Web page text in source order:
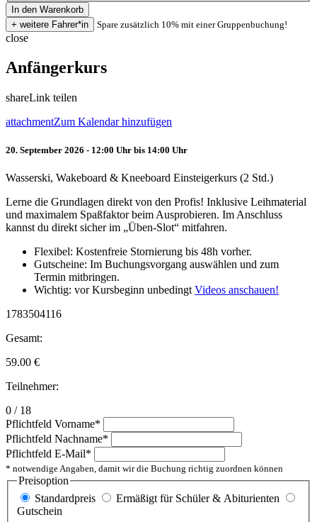
Spare zusätzlich 10% mit einer Gruppenbuchung!
close
Anfängerkurs
shareLink teilen
attachmentZum Kalendar hinzufügen
20. September 2026 - 12:00 Uhr bis 14:00 Uhr
Wasserski, Wakeboard & Kneeboard Einsteigerkurs (2 Std.)
Lerne die Grundlagen direkt von den Profis! Inklusive Leihmaterial
und maximalem Spaßfaktor beim Ausprobieren. Im Anschluss
kannst du direkt sicher im „Üben-Slot“ mitfahren.
Flexibel: Kostenfreie Stornierung bis 48h vorher.
Gutscheine: Im Buchungsvorgang auswählen und zum
Termin mitbringen.
Wichtig: vor Kursbeginn unbedingt Videos anschauen!
1783504116
Gesamt:
59.00 €
Teilnehmer:
0 / 18
Pflichtfeld Vorname*
Pflichtfeld Nachname*
Pflichtfeld E-Mail*
* notwendige Angaben, damit wir die Buchung richtig zuordnen können
Preisoption
Standardpreis
Ermäßigt für Schüler & Abiturienten
Gutschein